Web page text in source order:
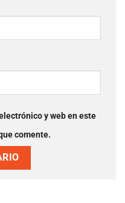
y web en este
comente.